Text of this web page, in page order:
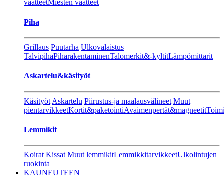
vaatteetMiesten vaatteet
Piha
Grillaus Puutarha Ulkovalaistus
TalvipihaPiharakentaminenTalomerkit&-kyltitLämpömittarit
Askartelu&käsityöt
Käsityöt Askartelu Piirustus-ja maalausvälineet Muut
pientarvikkeetKortit&paketointiAvaimenpertät&magneetit
Lemmikit
Koirat Kissat Muut lemmikitLemmikkitarvikkeetUlkolintujen
ruokinta
KAUNEUTEEN